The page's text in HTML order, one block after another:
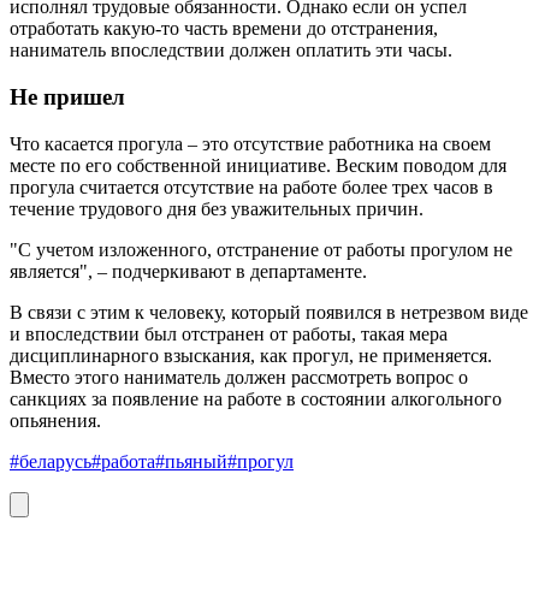
исполнял трудовые обязанности. Однако если он успел
отработать какую-то часть времени до отстранения,
наниматель впоследствии должен оплатить эти часы.
Не пришел
Что касается прогула – это отсутствие работника на своем
месте по его собственной инициативе. Веским поводом для
прогула считается отсутствие на работе более трех часов в
течение трудового дня без уважительных причин.
"С учетом изложенного, отстранение от работы прогулом не
является", – подчеркивают в департаменте.
В связи с этим к человеку, который появился в нетрезвом виде
и впоследствии был отстранен от работы, такая мера
дисциплинарного взыскания, как прогул, не применяется.
Вместо этого наниматель должен рассмотреть вопрос о
санкциях за появление на работе в состоянии алкогольного
опьянения.
#беларусь#работа#пьяный#прогул